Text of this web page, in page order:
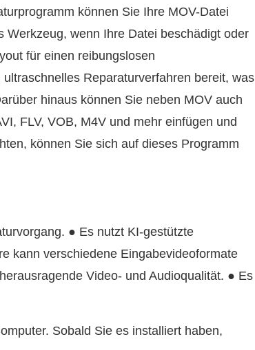
können Sie Ihre MOV-Datei
wenn Ihre Datei beschädigt oder
für einen reibungslosen
Reparaturverfahren bereit, was
hinaus können Sie neben MOV auch
FLV, VOB, M4V und mehr einfügen und
können Sie sich auf dieses Programm
● Es nutzt KI-gestützte
kann verschiedene Eingabevideoformate
Video- und Audioqualität. ● Es
Sobald Sie es installiert haben,